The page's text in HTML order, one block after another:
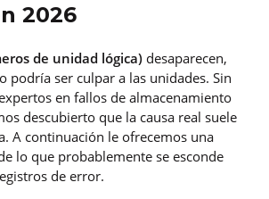
2026
de unidad lógica) desaparecen,
podría ser culpar a las unidades. Sin
en fallos de almacenamiento
descubierto que la causa real suele
A continuación le ofrecemos una
lo que probablemente se esconde
de error.